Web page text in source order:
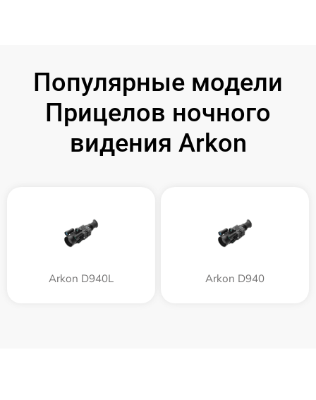
Популярные модели
Прицелов ночного
видения Arkon
Arkon D940L Arkon D940